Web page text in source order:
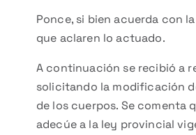
Ponce, si bien acuerda con
que aclaren lo actuado.
A continuación se recibió a
solicitando la modificación
de los cuerpos. Se comenta
adecúe a la ley provincial